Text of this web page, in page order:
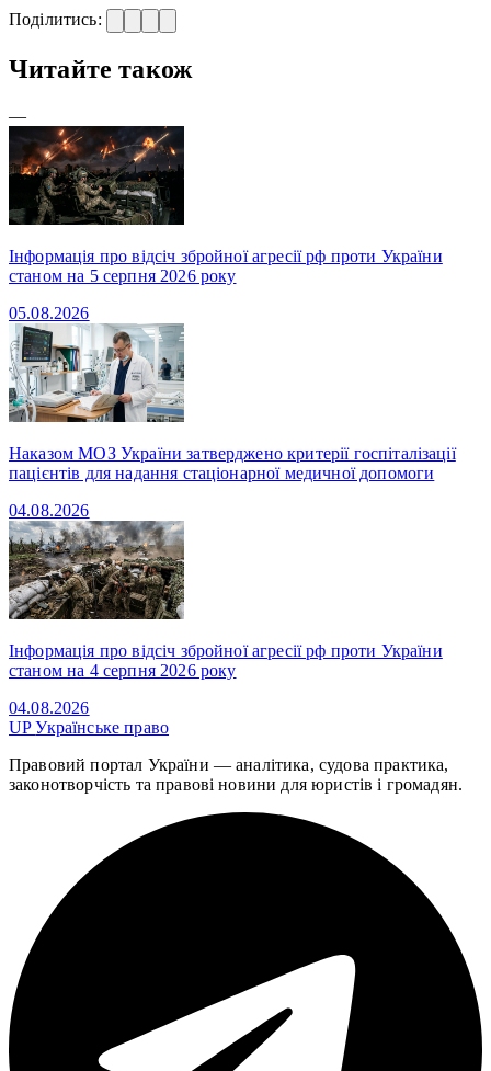
Поділитись:
Читайте також
—
Інформація про відсіч збройної агресії рф проти України
станом на 5 серпня 2026 року
05.08.2026
Наказом МОЗ України затверджено критерії госпіталізації
пацієнтів для надання стаціонарної медичної допомоги
04.08.2026
Інформація про відсіч збройної агресії рф проти України
станом на 4 серпня 2026 року
04.08.2026
UPУкраїнське право
Правовий портал України — аналітика, судова практика,
законотворчість та правові новини для юристів і громадян.